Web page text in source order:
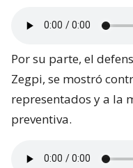
Por su parte, el
Zegpi, se mostró
representados y a la
preventiva.